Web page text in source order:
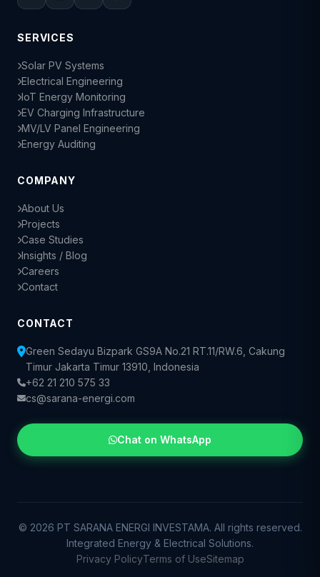
SERVICES
Solar PV Systems
Electrical Engineering
IoT Energy Monitoring
EV Charging Infrastructure
MV/LV Panel Engineering
Energy Auditing
COMPANY
About Us
Projects
Case Studies
Insights / Blog
Careers
Contact
CONTACT
Green Sedayu Bizpark GS9A No.21 RT.11/RW.6, Cakung
Timur Jakarta Timur 13910, Indonesia
+62 21 210 575 33
cs@sarana-energi.com
Chat on WhatsApp
© 2026 PT SARANA ENERGI INVESTAMA. All rights reserved.
Integrated Energy & Electrical Solutions.
Privacy PolicyTerms of UseSitemap